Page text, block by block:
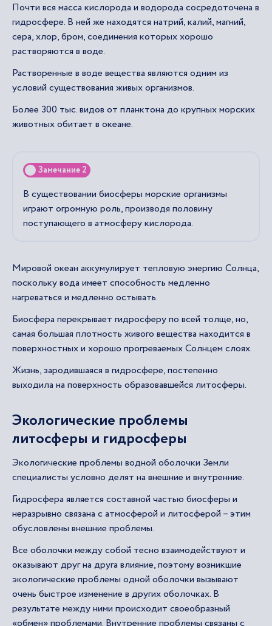
Почти вся масса кислорода и водорода сосредоточена в
гидросфере. В ней же находятся натрий, калий, магний,
сера, хлор, бром, соединения которых хорошо
растворяются в воде.
Растворенные в воде вещества являются одним из
условий существования живых организмов.
Более 300 тыс. видов от планктона до крупных морских
животных обитает в океане.
Замечание 2
В существовании биосферы морские организмы
играют огромную роль, производя половину
поступающего в атмосферу кислорода.
Мировой океан аккумулирует тепловую энергию Солнца,
поскольку вода имеет способность медленно
нагреваться и медленно остывать.
Биосфера перекрывает гидросферу по всей толще, но,
самая большая плотность живого вещества находится в
поверхностных и хорошо прогреваемых Солнцем слоях.
Жизнь, зародившаяся в гидросфере, постепенно
выходила на поверхность образовавшейся литосферы.
Экологические проблемы
литосферы и гидросферы
Экологические проблемы водной оболочки Земли
специалисты условно делят на внешние и внутренние.
Гидросфера является составной частью биосферы и
неразрывно связана с атмосферой и литосферой – этим
обусловлены внешние проблемы.
Все оболочки между собой тесно взаимодействуют и
оказывают друг на друга влияние, поэтому возникшие
экологические проблемы одной оболочки вызывают
очень быстрое изменение в других оболочках. В
результате между ними происходит своеобразный